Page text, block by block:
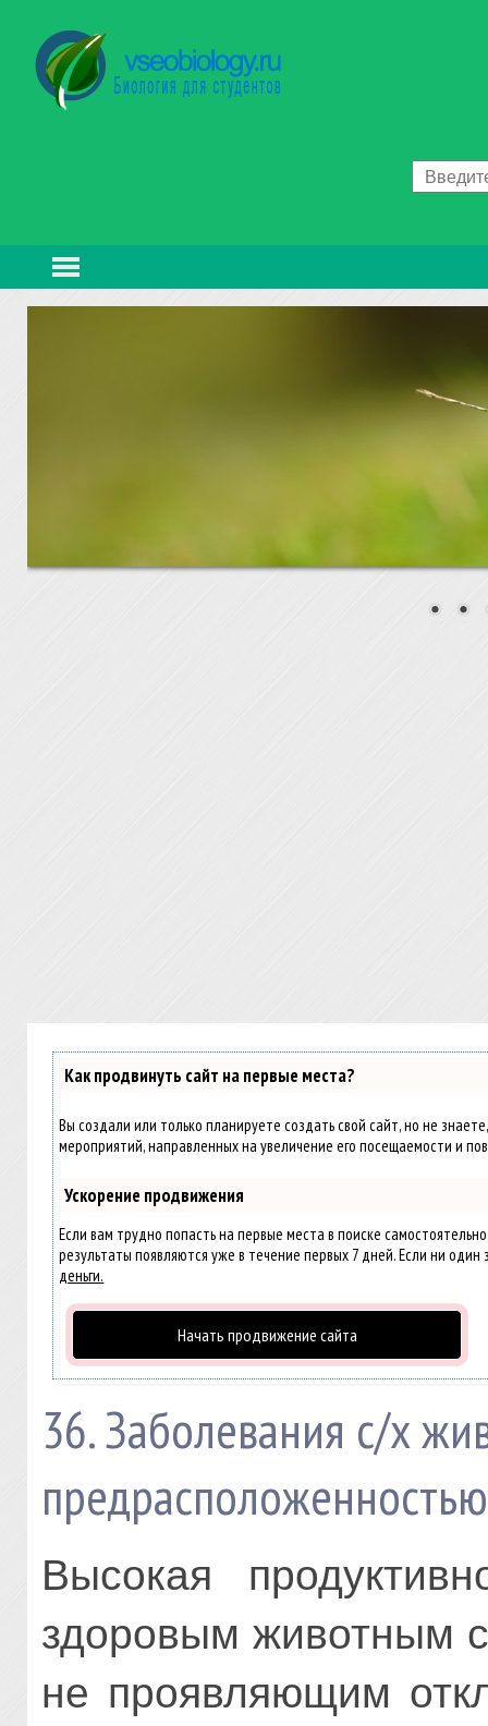
Как продвинуть сайт на первые места?
Вы создали или только планируете создать свой сайт, но не
мероприятий, направленных на увеличение его посещаемости и
Ускорение продвижения
Если вам трудно попасть на первые места в поиске
результаты появляются уже в течение первых 7 дней. Если ни
деньги.
Начать продвижение сайта
36. Заболевания с/х
предрасположенностью
Высокая
здоровым животным
не проявляющим